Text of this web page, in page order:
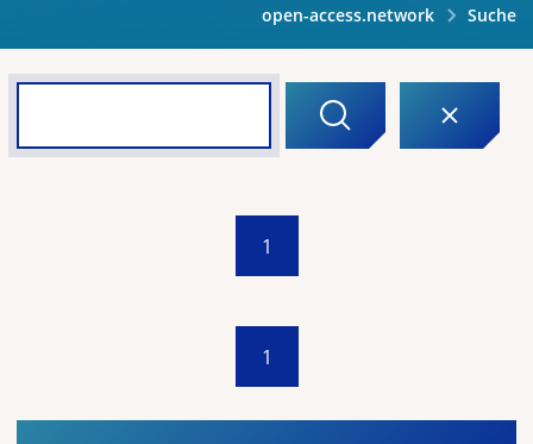
open-access.network Suche
1
1